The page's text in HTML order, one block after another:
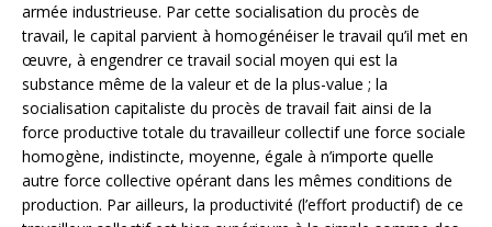
armée industrieuse. Par cette socialisation du procès de
travail, le capital parvient à homogénéiser le travail qu’il met en
œuvre, à engendrer ce travail social moyen qui est la
substance même de la valeur et de la plus-value ; la
socialisation capitaliste du procès de travail fait ainsi de la
force productive totale du travailleur collectif une force sociale
homogène, indistincte, moyenne, égale à n’importe quelle
autre force collective opérant dans les mêmes conditions de
production. Par ailleurs, la productivité (l’effort productif) de ce